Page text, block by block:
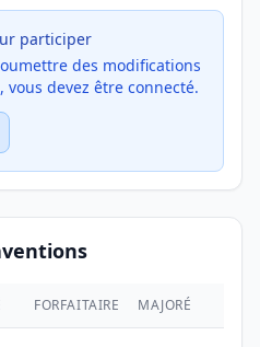
participer
des modifications
devez être connecté.
FORFAITAIRE MAJORÉ